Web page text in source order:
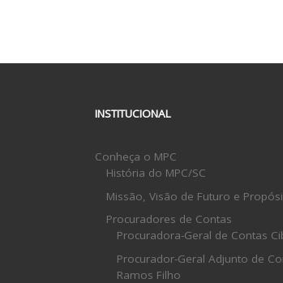
INSTITUCIONAL
Conheça o MPC
História do MPC/SC
Missão, Visão de Futuro e
Procuradores de Contas
Procuradora-Geral de Contas
Procurador-Geral Adjunto de
Ramos Filho